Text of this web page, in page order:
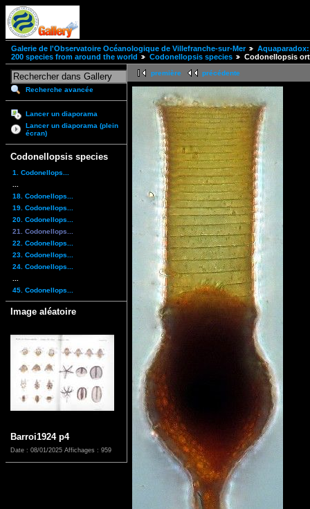
Galerie de l'Observatoire Océanologique de Villefranche-sur-Mer
200 species from around the world
Codonellopsis species Codonellopsis
Recherche avancée
Lancer un diaporama
Lancer un diaporama (plein
écran)
Codonellopsis species
1. Codonellops...
18. Codonellops...
19. Codonellops...
20. Codonellops...
21. Codonellops...
22. Codonellops...
23. Codonellops...
24. Codonellops...
45. Codonellops...
Image aléatoire
Barroi1924 p4
Date : 08/01/2025 Affichages : 959
première précédente